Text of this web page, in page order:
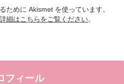
ために Akismet を使っています。
細はこちらをご覧ください。
フィール